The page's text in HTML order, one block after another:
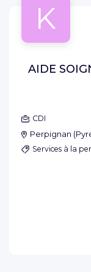
K
AIDE
CDI
Perpignan (
Services à la